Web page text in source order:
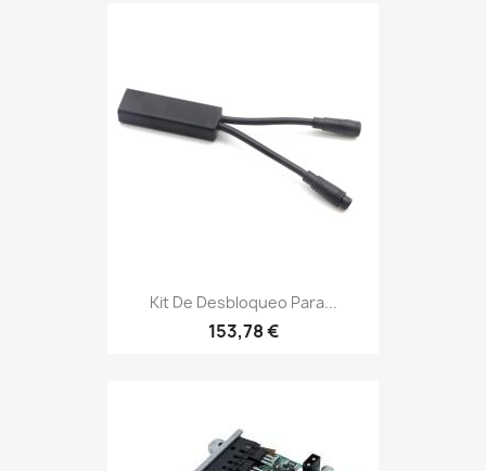
Kit De Desbloqueo Para...
153,78 €